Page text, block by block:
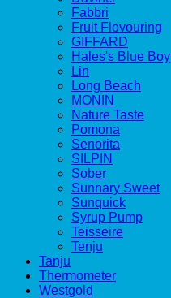
Fabbri
Fruit Flovouring
GIFFARD
Hales's Blue Boy
Lin
Long Beach
MONIN
Nature Taste
Pomona
Senorita
SILPIN
Sober
Sunnary Sweet
Sunquick
Syrup Pump
Teisseire
Tenju
Tanju
Thermometer
Westgold